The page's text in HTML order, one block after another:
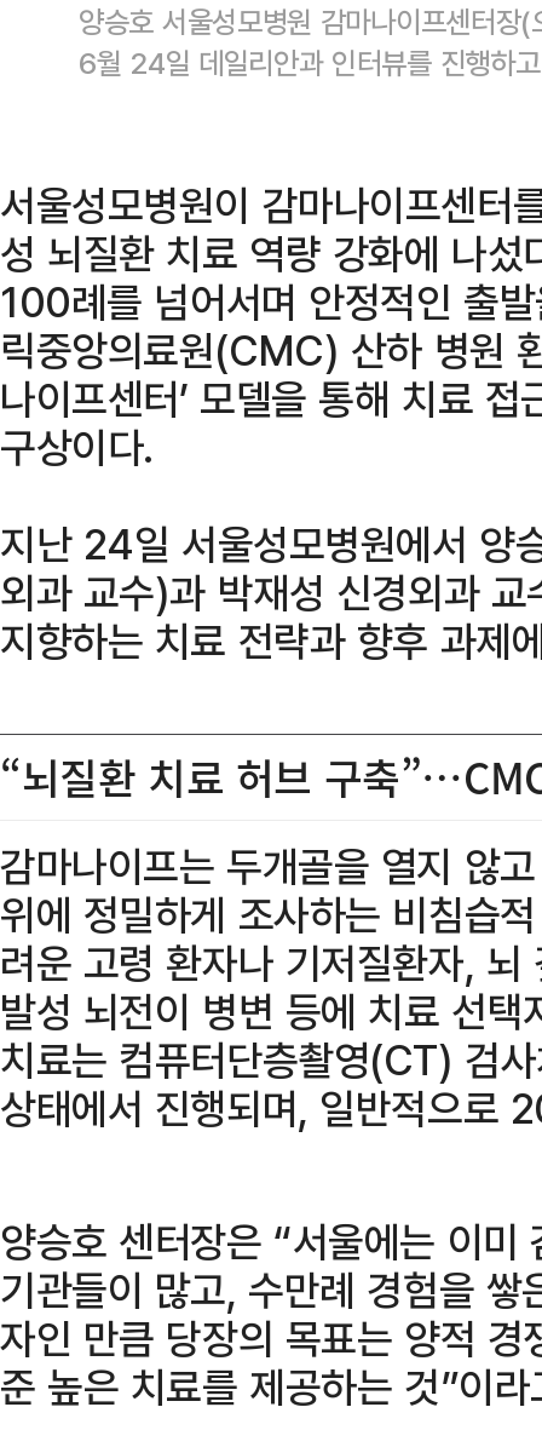
양승호 서울성모병원 감마나이프센터장
6월 24일 데일리안과 인터뷰를 진행하
서울성모병원이 감마나이프센터
성 뇌질환 치료 역량 강화에 나
100례를 넘어서며 안정적인 출
릭중앙의료원(CMC) 산하 병원
나이프센터’ 모델을 통해 치료
구상이다.
지난 24일 서울성모병원에서 양
외과 교수)과 박재성 신경외과
지향하는 치료 전략과 향후 과제
“뇌질환 치료 허브 구축
감마나이프는 두개골을 열지 않
위에 정밀하게 조사하는 비침습
려운 고령 환자나 기저질환자,
발성 뇌전이 병변 등에 치료 선
치료는 컴퓨터단층촬영(CT) 검
상태에서 진행되며, 일반적으로
양승호 센터장은 “서울에는 이
기관들이 많고, 수만례 경험을
자인 만큼 당장의 목표는 양적
준 높은 치료를 제공하는 것”이